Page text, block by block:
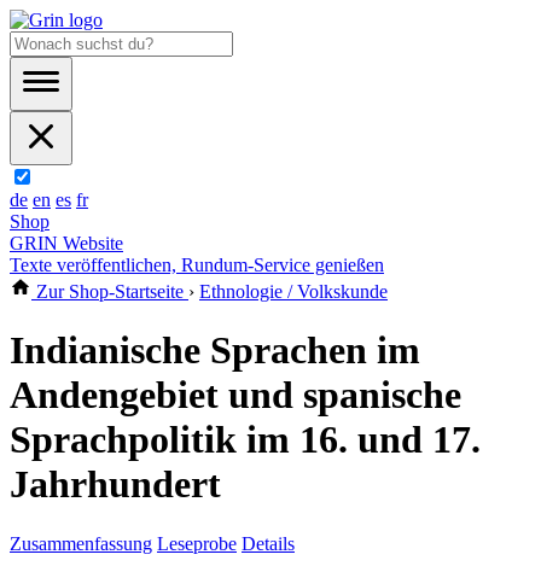
de en es fr
Shop
GRIN Website
Texte veröffentlichen, Rundum-Service genießen
Zur Shop-Startseite › Ethnologie / Volkskunde
Indianische Sprachen im
Andengebiet und spanische
Sprachpolitik im 16. und 17.
Jahrhundert
Zusammenfassung Leseprobe Details